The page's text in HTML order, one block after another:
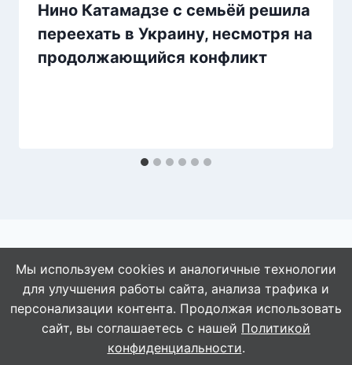
Нино Катамадзе с семьёй решила
переехать в Украину, несмотря на
продолжающийся конфликт
© 2026 АбАлдеть!
Мы используем cookies и аналогичные технологии
для улучшения работы сайта, анализа трафика и
персонализации контента. Продолжая использовать
сайт, вы соглашаетесь с нашей Политикой
конфиденциальности.